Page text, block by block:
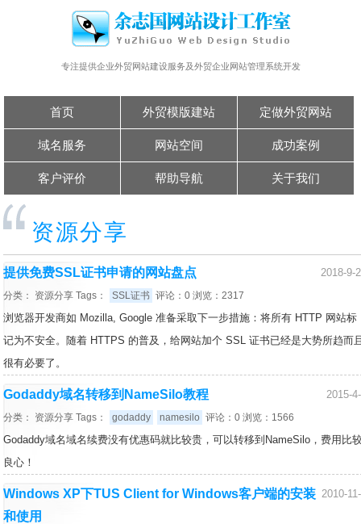
专注提供企业外贸网站建设服务及外贸企业网站管理系统开发
首页 外贸模版建站 定做外贸网站
域名服务 网站空间 成功案例
客户评价 帮助导航 关于我们
资源分享
2018-9-
提供免费SSL证书申请的网站盘点
分类： 资源分享 Tags： SSL证书 评论：0 浏览：2317
浏览器开发商如 Mozilla, Google 准备采取下一步措施：将所有 HTTP 网站标
记为不安全。随着 HTTPS 的普及，给网站加个 SSL 证书已经是大势所趋而
很有必要了。
2015-
Godaddy域名转移到NameSilo教程
分类： 资源分享 Tags： godaddy namesilo 评论：0 浏览：1566
Godaddy域名域名续费没有优惠码就比较贵，可以转移到NameSilo，费用比
良心！
2010-
Windows XP下TUS Client for Windows客户端的安装
和使用